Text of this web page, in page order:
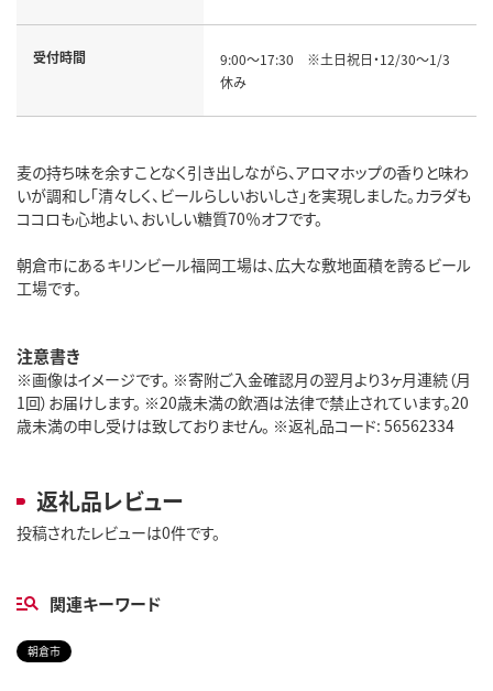
受付時間
9:00～17:30 ※土日祝日・12/30～1/3
休み
麦の持ち味を余すことなく引き出しながら、アロマホップの香りと味わ
いが調和し「清々しく、ビールらしいおいしさ」を実現しました。カラダも
ココロも心地よい、おいしい糖質70％オフです。
朝倉市にあるキリンビール福岡工場は、広大な敷地面積を誇るビール
工場です。
注意書き
※画像はイメージです。 ※寄附ご入金確認月の翌月より3ヶ月連続（月
1回）お届けします。 ※20歳未満の飲酒は法律で禁止されています。20
歳未満の申し受けは致しておりません。 ※返礼品コード: 56562334
返礼品レビュー
投稿されたレビューは0件です。
関連キーワード
朝倉市